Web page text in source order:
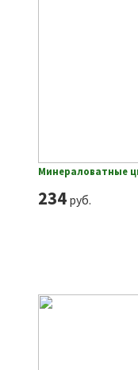
Минераловатные
234руб.